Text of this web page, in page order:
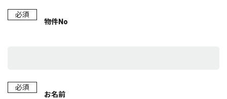
必須
物件No
必須
お名前